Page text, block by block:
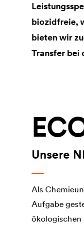
biozidfreie,
bieten wir
Transfer bei
Unsere
Als
Aufgabe
ökologischen